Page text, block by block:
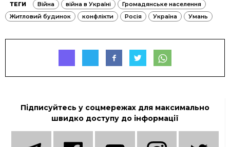
ТЕГИ Війна війна в Україні
Громадянське населення
Житловий будинок
конфлікти Росія Україна Умань
Підписуйтесь у соцмережах для максимально
швидко доступу до інформації